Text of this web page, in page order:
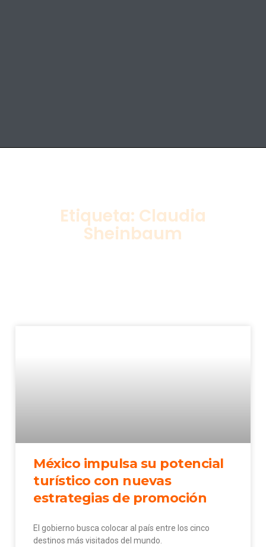
Etiqueta: Claudia
Sheinbaum
México impulsa su potencial
turístico con nuevas
estrategias de promoción
El gobierno busca colocar al país entre los cinco
destinos más visitados del mundo.